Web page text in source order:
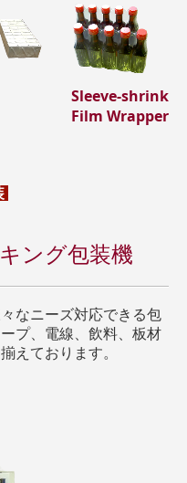
Sleeve-shrink
Film Wrapper
ング包装機
なニーズ対応できる包
プ、電線、飲料、板材
えております。